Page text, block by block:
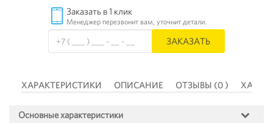
Заказать в 1 клик
Менеджер перезвонит вам, уточнит детали.
ЗАКАЗАТЬ
ХАРАКТЕРИСТИКИ ОПИСАНИЕ ОТЗЫВЫ (0 )
Основные характеристики